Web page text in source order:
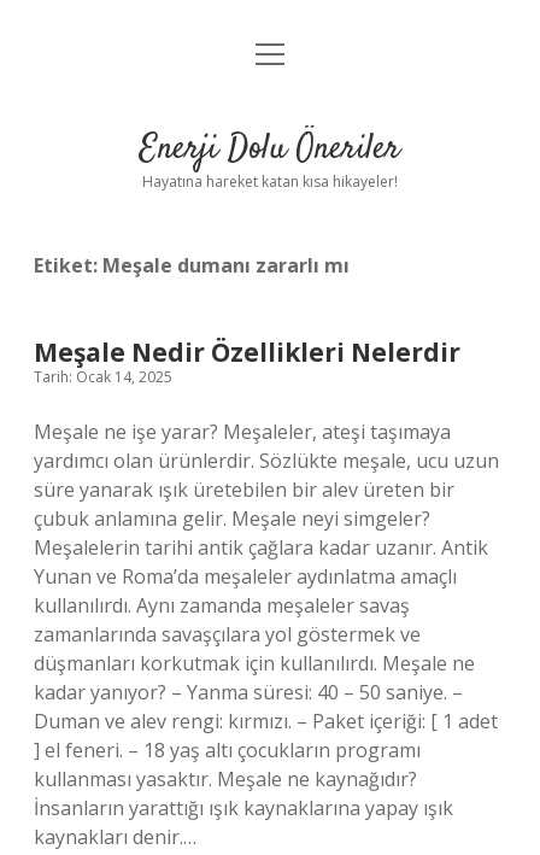
Anasayfa
Yasal Uyarı
menüyü
Enerji Dolu Öneriler
Hayatına hareket katan kısa hikayeler!
Etiket: Meşale dumanı zararlı mı
Meşale Nedir Özellikleri Nelerdir
Tarih: Ocak 14, 2025
Meşale ne işe yarar? Meşaleler, ateşi taşımaya
yardımcı olan ürünlerdir. Sözlükte meşale, ucu uzun
süre yanarak ışık üretebilen bir alev üreten bir
çubuk anlamına gelir. Meşale neyi simgeler?
Meşalelerin tarihi antik çağlara kadar uzanır. Antik
Yunan ve Roma’da meşaleler aydınlatma amaçlı
kullanılırdı. Aynı zamanda meşaleler savaş
zamanlarında savaşçılara yol göstermek ve
düşmanları korkutmak için kullanılırdı. Meşale ne
kadar yanıyor? – Yanma süresi: 40 – 50 saniye. –
Duman ve alev rengi: kırmızı. – Paket içeriği: [ 1 adet
] el feneri. – 18 yaş altı çocukların programı
kullanması yasaktır. Meşale ne kaynağıdır?
İnsanların yarattığı ışık kaynaklarına yapay ışık
kaynakları denir.…